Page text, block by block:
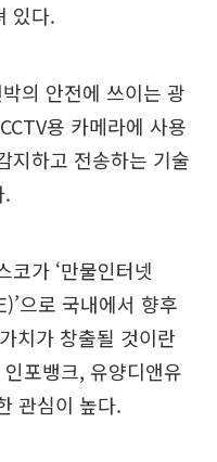
있다.
의 안전에 쓰이는 광
용 카메라에 사용
지하고 전송하는 기술
.
코가 ‘만물인터넷
으로 국내에서 향후
치가 창출될 것이란
포뱅크, 유양디앤유
관심이 높다.